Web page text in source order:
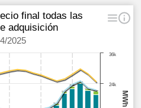
MWh
final todas las
adquisición
2025
24k
36k